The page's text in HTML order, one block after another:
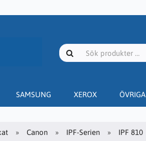
SAMSUNG XEROX ÖVRIGA
Canon IPF-Serien IPF 810